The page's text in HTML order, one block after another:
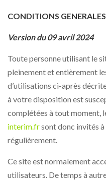
CONDITIONS
Version du 09 avril 2024
Toute personne utilisant le
pleinement et entièrement
d’utilisations ci-après
à votre disposition est
complétées à tout moment,
interim.frsont donc invités
régulièrement.
Ce site est normalement
utilisateurs. De temps à